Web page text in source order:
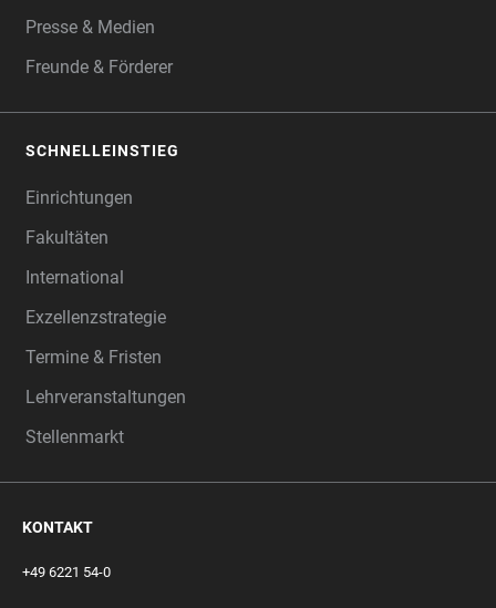
Presse & Medien
Freunde & Förderer
SCHNELLEINSTIEG
Einrichtungen
Fakultäten
International
Exzellenzstrategie
Termine & Fristen
Lehrveranstaltungen
Stellenmarkt
KONTAKT
+49 6221 54-0